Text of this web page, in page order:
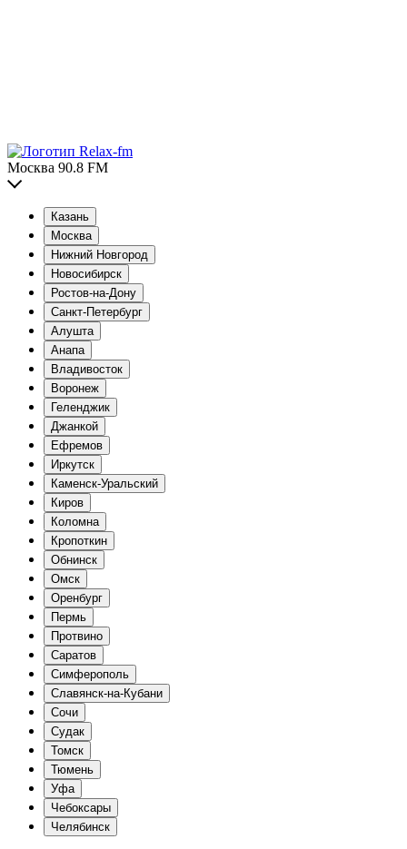
Москва 90.8 FM
Казань
Москва
Нижний Новгород
Новосибирск
Ростов-на-Дону
Санкт-Петербург
Алушта
Анапа
Владивосток
Воронеж
Геленджик
Джанкой
Ефремов
Иркутск
Каменск-Уральский
Киров
Коломна
Кропоткин
Обнинск
Омск
Оренбург
Пермь
Протвино
Саратов
Симферополь
Славянск-на-Кубани
Сочи
Судак
Томск
Тюмень
Уфа
Чебоксары
Челябинск